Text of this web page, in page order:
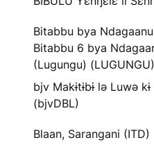
Bitabbu bya
Bitabbu 6 bya
(Lugungu) (LUGUNGU)
bjv Makɨtɨbɨ lə Luwə
(bjvDBL)
Blaan, Sarangani (ITD)